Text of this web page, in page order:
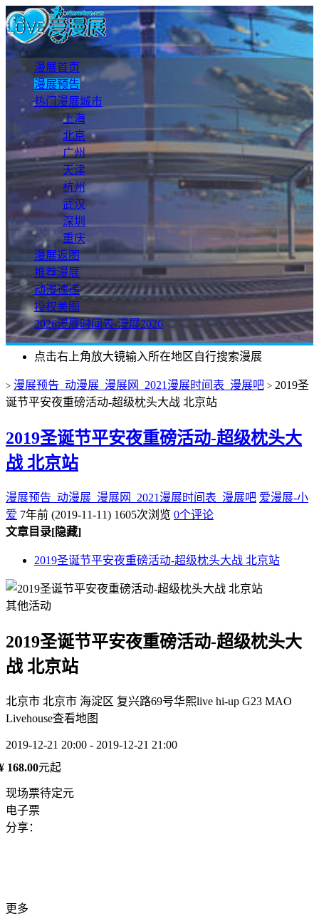
漫展首页
漫展预告
热门漫展城市
上海
北京
广州
天津
杭州
武汉
深圳
重庆
漫展返图
推荐漫展
动漫速递
授权美图
2026漫展时间表-漫展2026
点击右上角放大镜输入所在地区自行搜索漫展
> 漫展预告_动漫展_漫展网_2021漫展时间表_漫展吧 > 2019圣
诞节平安夜重磅活动-超级枕头大战 北京站
2019圣诞节平安夜重磅活动-超级枕头大
战 北京站
漫展预告_动漫展_漫展网_2021漫展时间表_漫展吧 爱漫展-小
爱 7年前 (2019-11-11) 1605次浏览 0个评论
文章目录[隐藏]
2019圣诞节平安夜重磅活动-超级枕头大战 北京站
其他活动
2019圣诞节平安夜重磅活动-超级枕头大
战 北京站
北京市 北京市 海淀区 复兴路69号华熙live hi-up G23 MAO
Livehouse查看地图
2019-12-21 20:00 - 2019-12-21 21:00
168.00元起
现场票待定元
电子票
分享：
更多